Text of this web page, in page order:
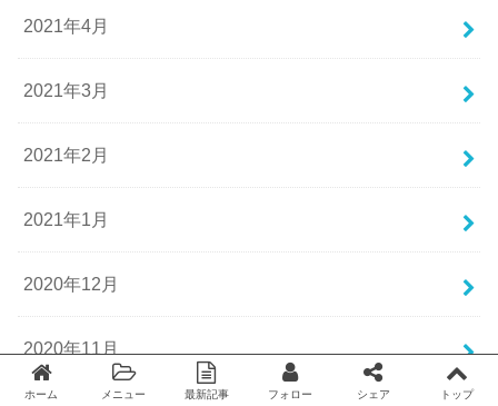
2021年4月
2021年3月
2021年2月
2021年1月
2020年12月
2020年11月
ホーム メニュー 最新記事 フォロー シェア トップ
Twitter facebook